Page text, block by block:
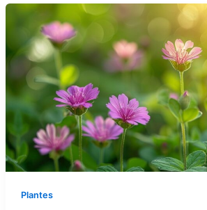
Plantes